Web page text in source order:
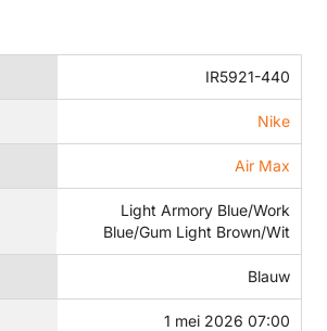
IR5921-440
Nike
Air Max
Light Armory Blue/Work
Blue/Gum Light Brown/Wit
Blauw
1 mei 2026 07:00